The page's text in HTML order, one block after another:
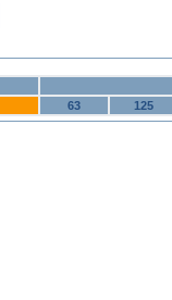
63 125